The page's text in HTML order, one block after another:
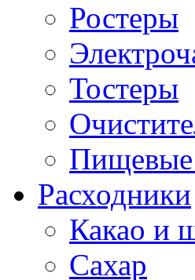
Ростеры
Тостеры
Расходники
Какао и
Сахар